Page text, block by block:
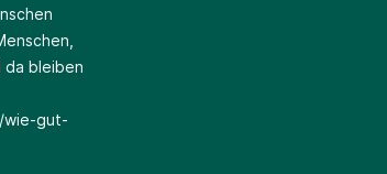
da bleiben
wie-gut-